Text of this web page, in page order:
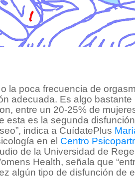
la poca frecuencia de
adecuada. Es algo
entre un 20-25% de
esta es la segunda
indica a CuídatePlus
en el Centro
de la Universidad de
Health, señala que
algún tipo de disfunción de